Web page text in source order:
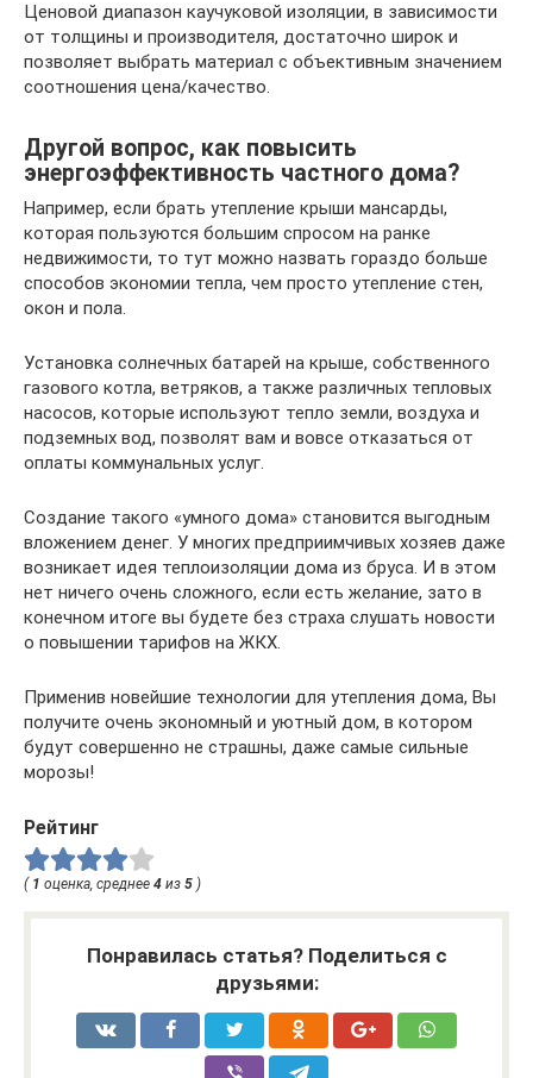
Ценовой диапазон каучуковой изоляции, в зависимости
от толщины и производителя, достаточно широк и
позволяет выбрать материал с объективным значением
соотношения цена/качество.
Другой вопрос, как повысить
энергоэффективность частного дома?
Например, если брать утепление крыши мансарды,
которая пользуются большим спросом на ранке
недвижимости, то тут можно назвать гораздо больше
способов экономии тепла, чем просто утепление стен,
окон и пола.
Установка солнечных батарей на крыше, собственного
газового котла, ветряков, а также различных тепловых
насосов, которые используют тепло земли, воздуха и
подземных вод, позволят вам и вовсе отказаться от
оплаты коммунальных услуг.
Создание такого «умного дома» становится выгодным
вложением денег. У многих предприимчивых хозяев даже
возникает идея теплоизоляции дома из бруса. И в этом
нет ничего очень сложного, если есть желание, зато в
конечном итоге вы будете без страха слушать новости
о повышении тарифов на ЖКХ.
Применив новейшие технологии для утепления дома, Вы
получите очень экономный и уютный дом, в котором
будут совершенно не страшны, даже самые сильные
морозы!
Рейтинг
( 1 оценка, среднее 4 из 5 )
Понравилась статья? Поделиться с
друзьями: